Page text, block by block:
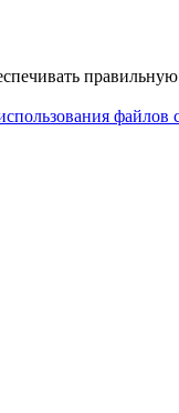
правильную
файлов